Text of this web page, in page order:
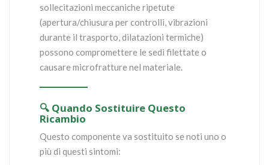
sollecitazioni meccaniche ripetute
(apertura/chiusura per controlli, vibrazioni
durante il trasporto, dilatazioni termiche)
possono compromettere le sedi filettate o
causare microfratture nel materiale.
🔍 Quando Sostituire Questo
Ricambio
Questo componente va sostituito se noti uno o
più di questi sintomi: